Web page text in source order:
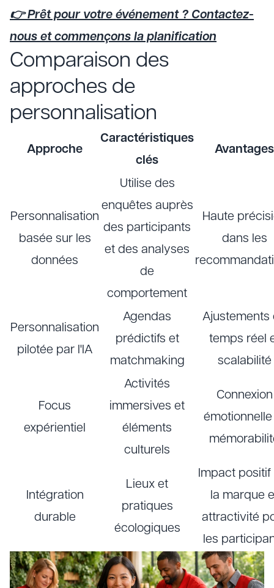
👉 Prêt pour votre événement ? Contactez-
nous et commençons la planification
Comparaison des
approches de
personnalisation
Approche
Caractéristiques
clés
Avantages
Personnalisation
basée sur les
données
Utilise des
enquêtes auprès
des participants
et des analyses
de
comportement
Haute
dans les
Personnalisation
pilotée par l'IA
Agendas
prédictifs et
matchmaking
Ajustements
temps réel
scalabilité
Focus
expérientiel
Activités
immersives et
éléments
culturels
Connexion
Intégration
durable
Lieux et
pratiques
écologiques
Impact positif
la marque
attractivité
les